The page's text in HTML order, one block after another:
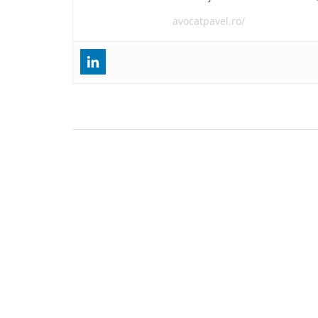
avocatpavel.ro/